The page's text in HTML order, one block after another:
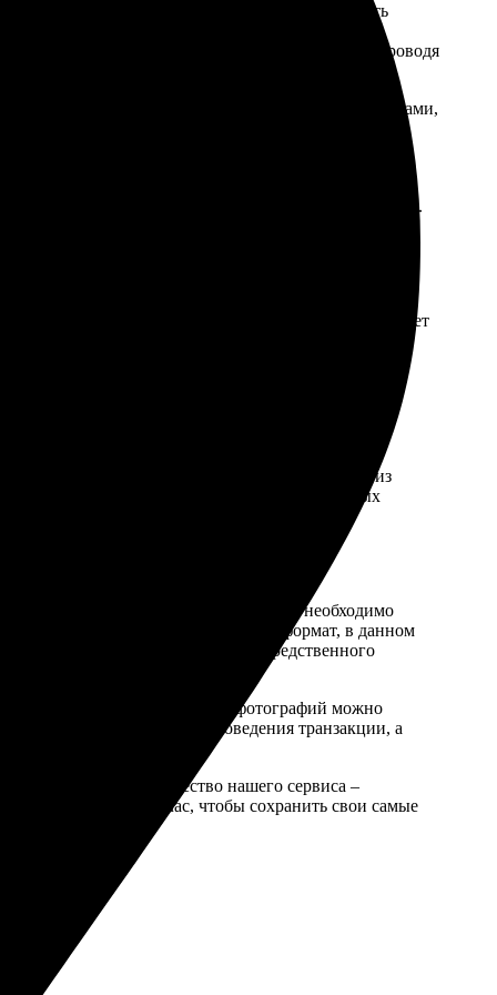
позволяет полностью персонализировать
предлагая оптимальные цены и регулярно проводя
изображений с яркими и насыщенными цветами,
начиная от момента оформления заказа до
будет выполнен точно в срок, с отличным
яркие моменты в надежных руках профессионалов.
и выбранный тип фотобумаги. Так, заказывая
что печать на глянцевой бумаге обеспечивает
в пункты выдачи . Стоимость доставки
хотя и предполагает более длительные сроки
предполагает удобное получение заказа без
адресата. Например, доставка в г Грозный из
с прайс-листом на доставку конкретных
и удобен. Для начала, пользователю необходимо
легко выбрать необходимый формат, в данном
печати фото без рамки для непосредственного
заказа. Оплатить печать фотографий можно
и безопасность проведения транзакции, а
удобство и качество нашего сервиса –
прямо сейчас, чтобы сохранить свои самые